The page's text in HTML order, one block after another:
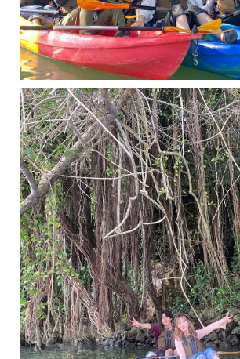
11月となり沖縄も寒くなってきましたが まだまだ沖縄は半袖です
この時期は、修学旅行